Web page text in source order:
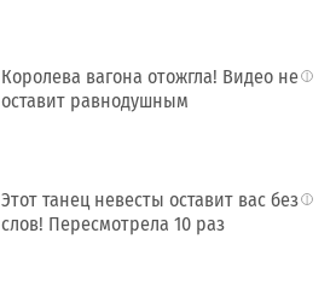
i
Королева вагона отожгла! Видео не
оставит равнодушным
i
Этот танец невесты оставит вас без
слов! Пересмотрела 10 раз